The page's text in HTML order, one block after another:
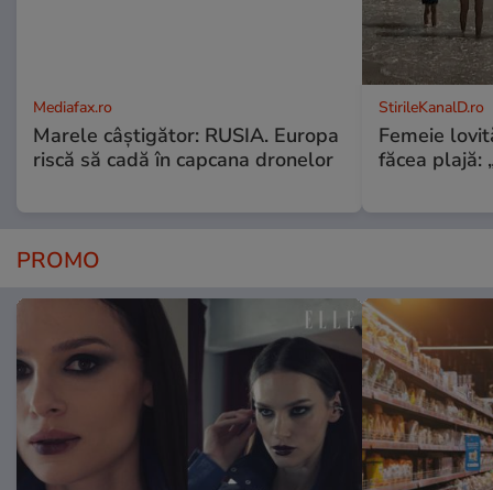
Mediafax.ro
Marele câștigător: RUSIA. Europa
riscă să cadă în capcana dronelor
StirileKanalD.ro
Femeie
făcea plajă:
PROMO